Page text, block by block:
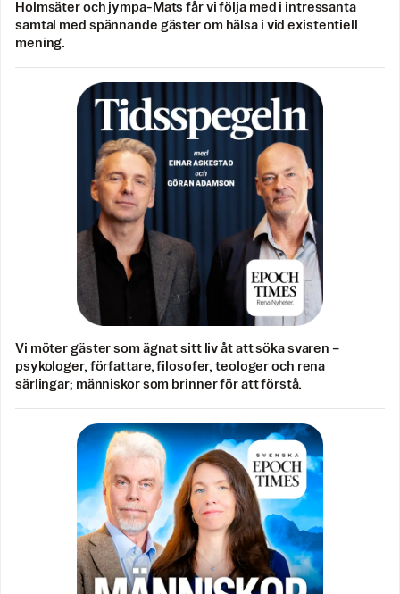
Holmsäter och jympa-Mats får vi följa med i intressanta
samtal med spännande gäster om hälsa i vid existentiell
mening.
Vi möter gäster som ägnat sitt liv åt att söka svaren –
psykologer, författare, filosofer, teologer och rena
särlingar; människor som brinner för att förstå.